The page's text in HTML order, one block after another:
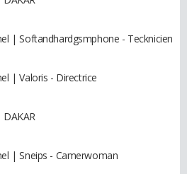
| Softandhardgsmphone - Tecknicien
| Valoris - Directrice
| Sneips - Camerwoman